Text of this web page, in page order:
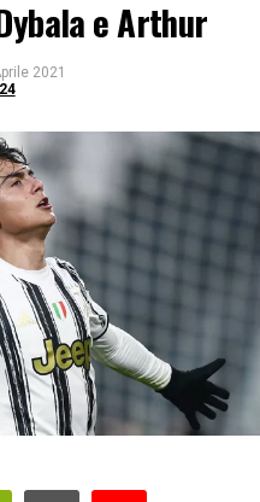
e Arthur
2021